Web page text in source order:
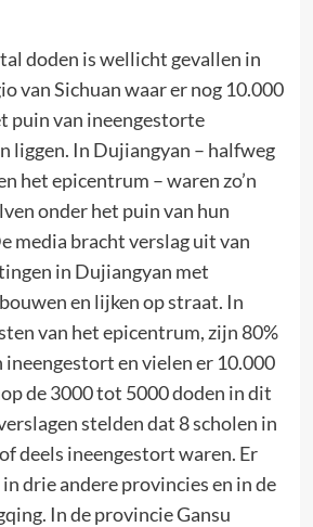
doden is wellicht gevallen in
van Sichuan waar er nog 10.000
puin van ineengestorte
liggen. In Dujiangyan – halfweg
het epicentrum – waren zo’n
onder het puin van hun
media bracht verslag uit van
in Dujiangyan met
en lijken op straat. In
van het epicentrum, zijn 80%
ineengestort en vielen er 10.000
de 3000 tot 5000 doden in dit
stelden dat 8 scholen in
deels ineengestort waren. Er
drie andere provincies en in de
In de provincie Gansu